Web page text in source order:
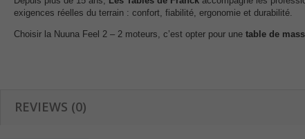
exigences réelles du terrain : confort, fiabilité, ergonomie et durabilité.
Choisir la Nuuna Feel 2 – 2 moteurs, c’est opter pour une table de
REVIEWS (0)